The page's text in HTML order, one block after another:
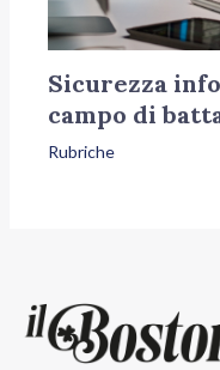
Sicurezza
campo di
Rubriche